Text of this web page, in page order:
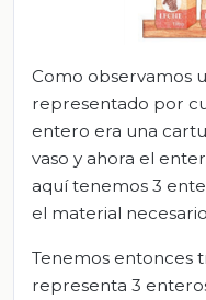
Como observamos
representado por
entero era una
vaso y ahora el
aquí tenemos 3
el material
Tenemos entonces
representa 3